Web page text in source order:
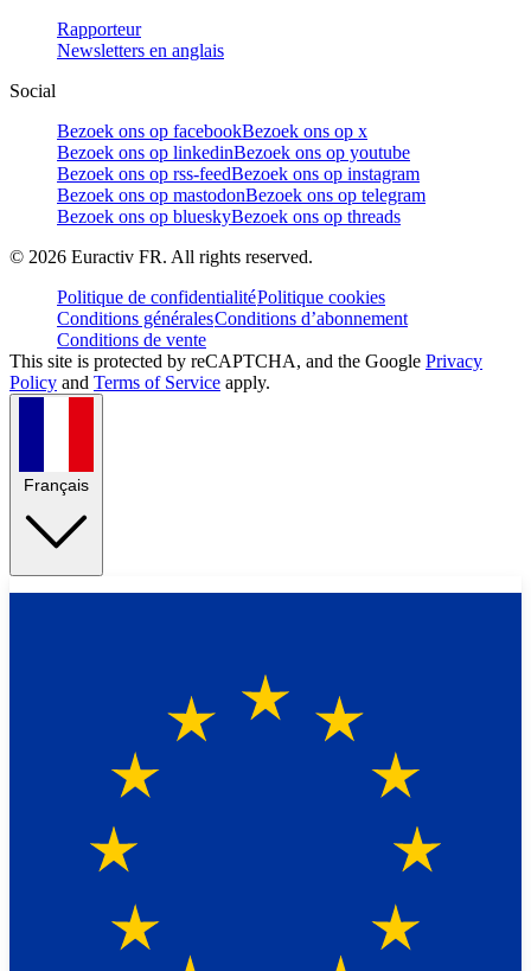
Rapporteur
Newsletters en anglais
Social
Bezoek ons op facebookBezoek ons op x
Bezoek ons op linkedinBezoek ons op youtube
Bezoek ons op rss-feedBezoek ons op instagram
Bezoek ons op mastodonBezoek ons op telegram
Bezoek ons op blueskyBezoek ons op threads
© 2026 Euractiv FR. All rights reserved.
Politique de confidentialitéPolitique cookies
Conditions généralesConditions d’abonnement
Conditions de vente
This site is protected by reCAPTCHA, and the Google Privacy
Policy and Terms of Service apply.
Français